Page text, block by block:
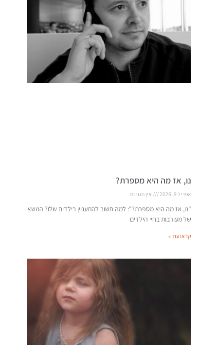
נו, אז מה היא מספרת?
אפריל 9, 2026 אין תגובות
"נו, אז מה היא מספרת?": למה חשוב להתעניין בילדים שלו? הנושא
של מעורבות בחיי הילדים
קראו עוד »